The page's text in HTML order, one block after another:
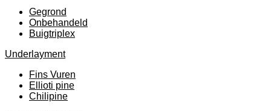
Gegrond
Onbehandeld
Buigtriplex
Underlayment
Fins Vuren
Ellioti pine
Chilipine